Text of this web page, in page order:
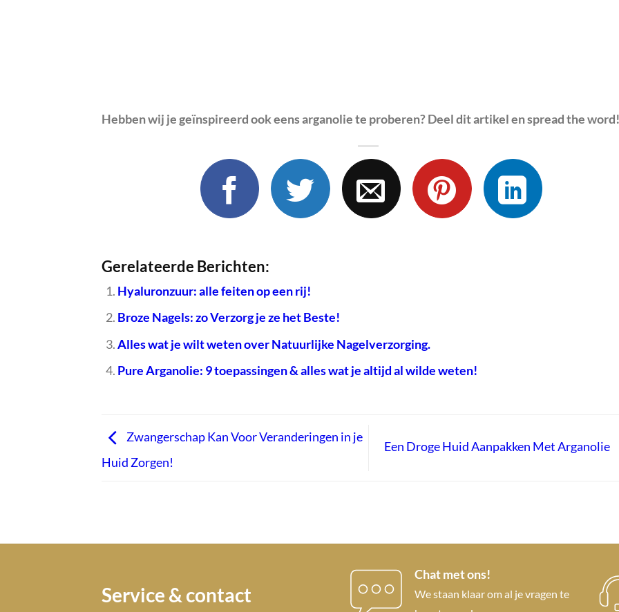
Hebben wij je geïnspireerd ook eens arganolie te proberen? Deel dit artikel en spread the word!
Gerelateerde Berichten:
Hyaluronzuur: alle feiten op een rij!
Broze Nagels: zo Verzorg je ze het Beste!
Alles wat je wilt weten over Natuurlijke Nagelverzorging.
Pure Arganolie: 9 toepassingen & alles wat je altijd al wilde weten!
Zwangerschap Kan Voor Veranderingen in je
Huid Zorgen!
Een Droge Huid Aanpakken Met Arganolie
Service & contact
Chat met ons!
We staan klaar om al je vragen te